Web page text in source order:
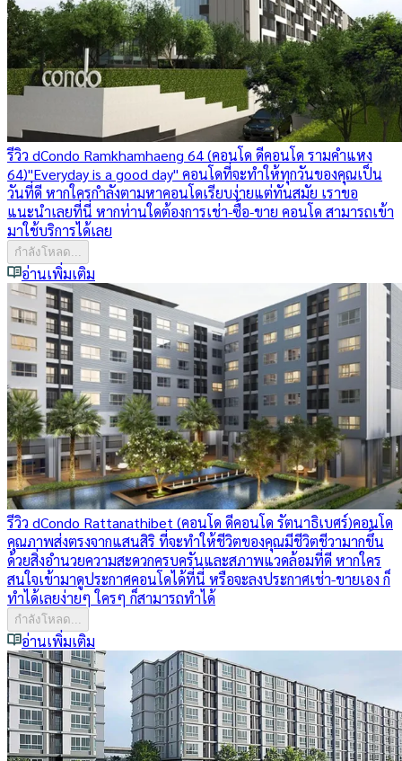
รีวิว dCondo Ramkhamhaeng 64 (คอนโด ดีคอนโด รามคำแหง
64)"Everyday is a good day" คอนโดที่จะทำให้ทุกวันของคุณเป็น
วันที่ดี หากใครกำลังตามหาคอนโดเรียบง่ายแต่ทันสมัย เราขอ
แนะนำเลยที่นี่ หากท่านใดต้องการเช่า-ซื้อ-ขาย คอนโด สามารถเข้า
มาใช้บริการได้เลย
กำลังโหลด...
อ่านเพิ่มเติม
รีวิว dCondo Rattanathibet (คอนโด ดีคอนโด รัตนาธิเบศร์)คอนโด
คุณภาพส่งตรงจากแสนสิริ ที่จะทำให้ชีวิตของคุณมีชีวิตชีวามากขึ้น
ด้วยสิ่งอำนวยความสะดวกครบครันและสภาพแวดล้อมที่ดี หากใคร
สนใจเข้ามาดูประกาศคอนโดได้ที่นี่ หรือจะลงประกาศเช่า-ขายเอง ก็
ทำได้เลยง่ายๆ ใครๆ ก็สามารถทำได้
กำลังโหลด...
อ่านเพิ่มเติม